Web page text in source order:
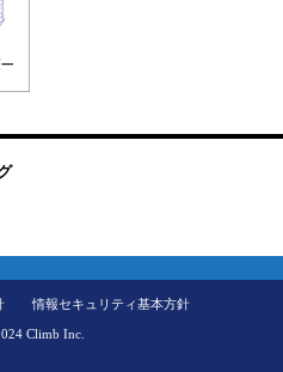
情報セキュリティ基本方針
Climb Inc.